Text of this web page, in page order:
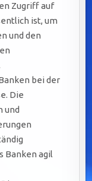
Zugriff auf
ist, um
und den
bei der
Die
und
Banken agil